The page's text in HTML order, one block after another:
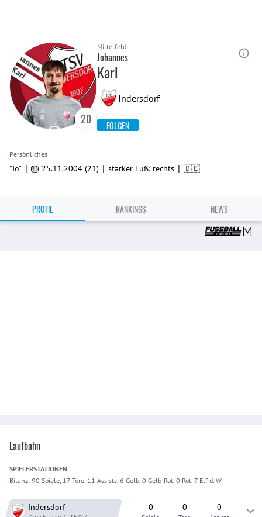
20
Mittelfeld
Johannes
Karl
Indersdorf
FOLGEN
Persönliches
"Jo" | 🎂 25.11.2004 (21) | starker Fuß: rechts | 🇩🇪
PROFIL RANKINGS NEWS
Laufbahn
SPIELERSTATIONEN
Bilanz: 90 Spiele, 17 Tore, 11 Assists, 6 Gelb, 0 Gelb-Rot, 0 Rot, 7 Elf d. W.
Indersdorf 0 0 0